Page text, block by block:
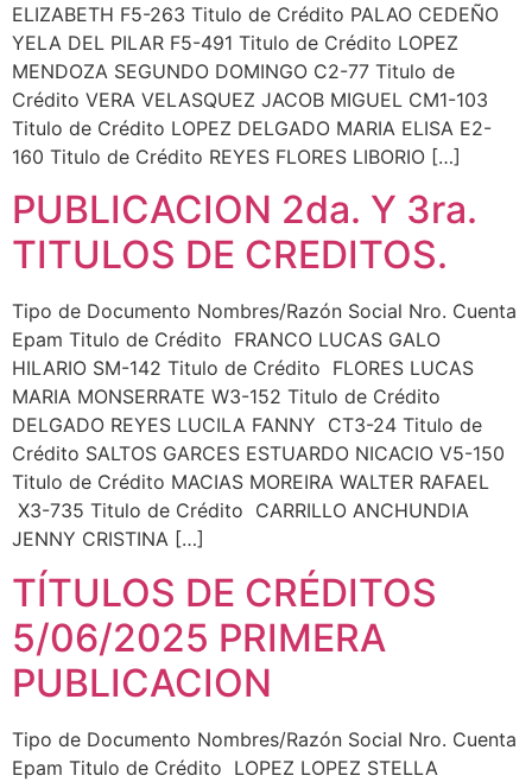
ELIZABETH F5-263 Titulo de Crédito PALAO CEDEÑO
YELA DEL PILAR F5-491 Titulo de Crédito LOPEZ
MENDOZA SEGUNDO DOMINGO C2-77 Titulo de
Crédito VERA VELASQUEZ JACOB MIGUEL CM1-103
Titulo de Crédito LOPEZ DELGADO MARIA ELISA E2-
160 Titulo de Crédito REYES FLORES LIBORIO […]
PUBLICACION 2da. Y 3ra.
TITULOS DE CREDITOS.
Tipo de Documento Nombres/Razón Social Nro. Cuenta
Epam Titulo de Crédito FRANCO LUCAS GALO
HILARIO SM-142 Titulo de Crédito FLORES LUCAS
MARIA MONSERRATE W3-152 Titulo de Crédito
DELGADO REYES LUCILA FANNY CT3-24 Titulo de
Crédito SALTOS GARCES ESTUARDO NICACIO V5-150
Titulo de Crédito MACIAS MOREIRA WALTER RAFAEL
X3-735 Titulo de Crédito CARRILLO ANCHUNDIA
JENNY CRISTINA […]
TÍTULOS DE CRÉDITOS
5/06/2025 PRIMERA
PUBLICACION
Tipo de Documento Nombres/Razón Social Nro. Cuenta
Epam Titulo de Crédito LOPEZ LOPEZ STELLA